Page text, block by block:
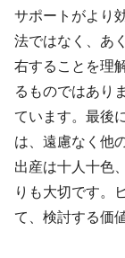
サポートがより
法ではなく、あ
右することを理
るものではあり
ています。最後
は、遠慮なく他
出産は十人十色
りも大切です。
て、検討する価